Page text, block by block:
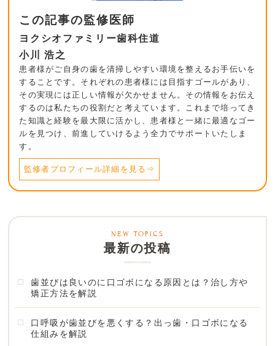
この記事の監修医師
ヨクシオファミリー歯科住道
小川 浩之
患者様がご自身の歯を清掃しやすい環境を整えるお手伝いを
することです。それぞれの患者様には目指すゴールがあり、
その実現には正しい情報が欠かせません。その情報をお伝え
するのは私たちの役割だと考えています。これまで培ってき
た知識と経験を最大限に活かし、患者様と一緒に最適なゴー
ルを見つけ、前進していけるよう全力でサポートいたしま
す。
監修者プロフィール詳細を見る⇒
最新の投稿
歯並びは良いのに口ゴボになる原因とは？治し方や
矯正方法を解説
口呼吸が歯並びを悪くする？出っ歯・口ゴボになる
仕組みを解説